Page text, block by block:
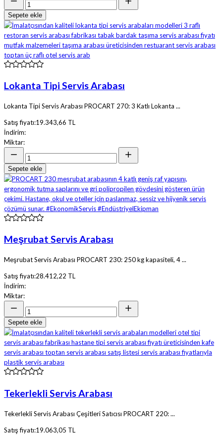
Sepete ekle
Lokanta Tipi Servis Arabası
Lokanta Tipi Servis Arabası PROCART 270: 3 Katlı Lokanta ...
Satış fiyatı:19.343,66 TL
İndirim:
Miktar:
Sepete ekle
Meşrubat Servis Arabası
Meşrubat Servis Arabası PROCART 230: 250 kg kapasiteli, 4 ...
Satış fiyatı:28.412,22 TL
İndirim:
Miktar:
Sepete ekle
Tekerlekli Servis Arabası
Tekerlekli Servis Arabası Çeşitleri Satıcısı PROCART 220: ...
Satış fiyatı:19.063,05 TL